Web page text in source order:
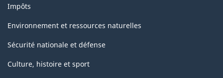
Impôts
Environnement et ressources naturelles
Sécurité nationale et défense
Culture, histoire et sport